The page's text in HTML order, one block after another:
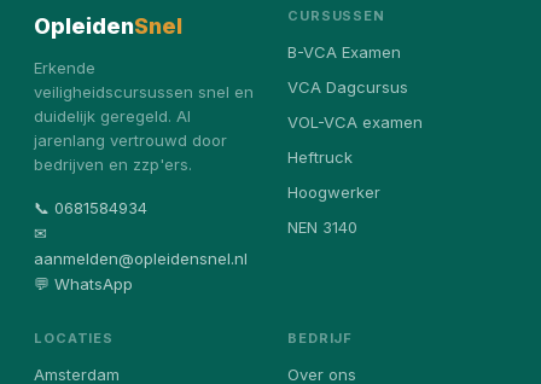
OpleidenSnel
Erkende
veiligheidscursussen snel en
duidelijk geregeld. Al
jarenlang vertrouwd door
bedrijven en zzp'ers.
📞 0681584934
✉
aanmelden@opleidensnel.nl
💬 WhatsApp
CURSUSSEN
B-VCA Examen
VCA Dagcursus
VOL-VCA examen
Heftruck
Hoogwerker
NEN 3140
LOCATIES
Amsterdam
BEDRIJF
Over ons